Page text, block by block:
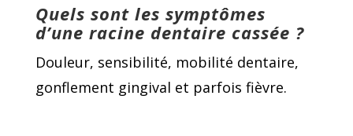
Quels sont les symptômes
d’une racine dentaire cassée ?
Douleur, sensibilité, mobilité dentaire,
gonflement gingival et parfois fièvre.